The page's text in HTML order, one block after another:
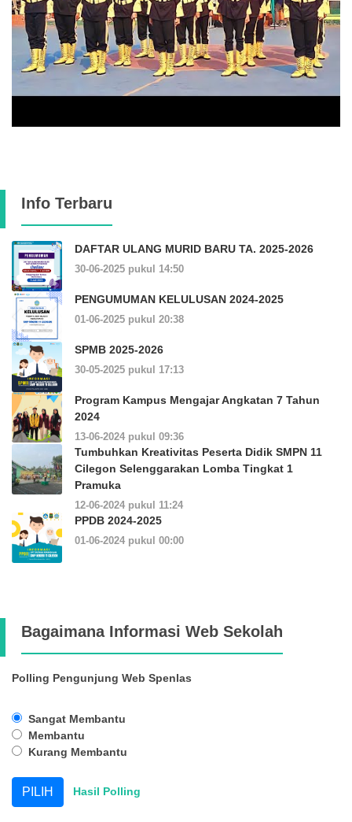
Info Terbaru
DAFTAR ULANG MURID BARU TA. 2025-2026
30-06-2025 pukul 14:50
PENGUMUMAN KELULUSAN 2024-2025
01-06-2025 pukul 20:38
SPMB 2025-2026
30-05-2025 pukul 17:13
Program Kampus Mengajar Angkatan 7 Tahun
2024
13-06-2024 pukul 09:36
Tumbuhkan Kreativitas Peserta Didik SMPN 11
Cilegon Selenggarakan Lomba Tingkat 1
Pramuka
12-06-2024 pukul 11:24
PPDB 2024-2025
01-06-2024 pukul 00:00
Bagaimana Informasi Web Sekolah
Polling Pengunjung Web Spenlas
Sangat Membantu
Membantu
Kurang Membantu
Hasil Polling